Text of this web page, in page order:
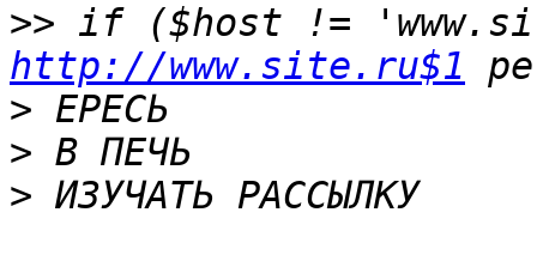
>>
http://www.site.ru$1
>
>
>